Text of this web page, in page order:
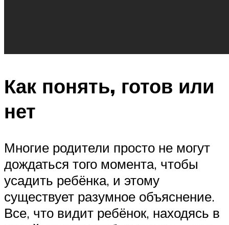
Как понять, готов или
нет
Многие родители просто не могут
дождаться того момента, чтобы
усадить ребёнка, и этому
существует разумное объяснение.
Все, что видит ребёнок, находясь в